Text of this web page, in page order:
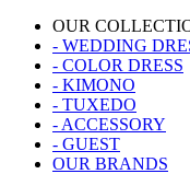
OUR
- WEDDING
- COLOR DRESS
- KIMONO
- TUXEDO
- ACCESSORY
- GUEST
OUR BRANDS